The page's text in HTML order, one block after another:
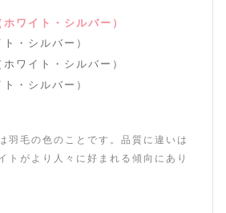
ワイト・シルバー）
・シルバー）
ワイト・シルバー）
・シルバー）
羽毛の色のことです。品質に違いは
トがより人々に好まれる傾向にあり